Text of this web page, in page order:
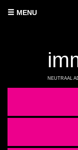
MENU
NEUTRAAL